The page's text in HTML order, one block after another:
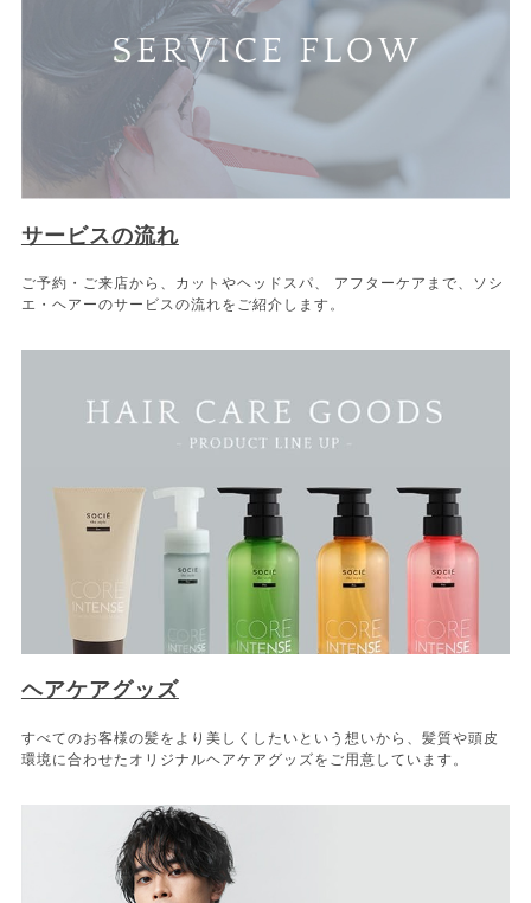
サービスの流れ
ご予約・ご来店から、カットやヘッドスパ、 アフターケアまで、ソシ
エ・ヘアーのサービスの流れをご紹介します。
ヘアケアグッズ
すべてのお客様の髪をより美しくしたいという想いから、髪質や頭皮
環境に合わせたオリジナルヘアケアグッズをご用意しています。